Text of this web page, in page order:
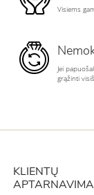
Visiems
Jei
grąžinti
KLIENTŲ